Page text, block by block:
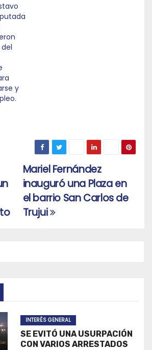
y
Mariel Fernández
inauguró una Plaza en
el barrio San Carlos de
Trujui
INTERÉS GENERAL
SE EVITÓ UNA USURPACIÓN
CON VARIOS ARRESTADOS